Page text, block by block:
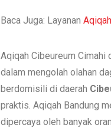
Baca Juga: Layanan
Aqiqah Cibeureum
dalam mengolah olahan
berdomisili di daerah
praktis. Aqiqah Bandung
dipercaya oleh banyak